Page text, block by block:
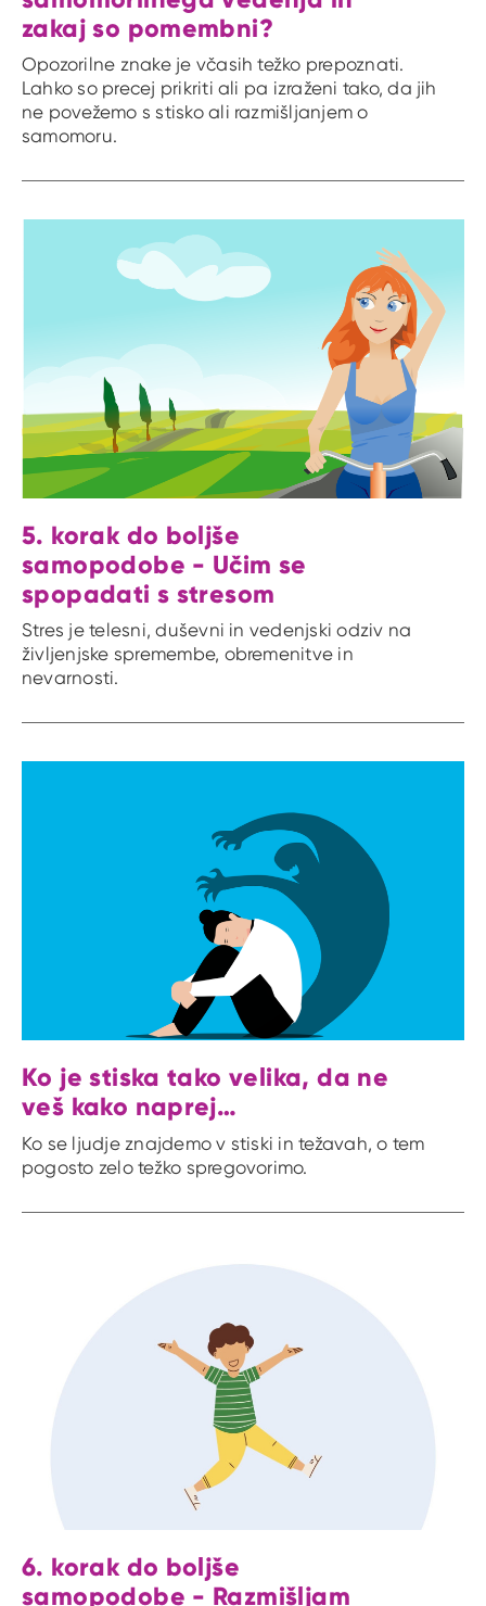
zakaj so pomembni?
Opozorilne znake je včasih težko prepoznati.
Lahko so precej prikriti ali pa izraženi tako, da jih
ne povežemo s stisko ali razmišljanjem o
samomoru.
5. korak do boljše
samopodobe - Učim se
spopadati s stresom
Stres je telesni, duševni in vedenjski odziv na
življenjske spremembe, obremenitve in
nevarnosti.
Ko je stiska tako velika, da ne
veš kako naprej…
Ko se ljudje znajdemo v stiski in težavah, o tem
pogosto zelo težko spregovorimo.
6. korak do boljše
samopodobe - Razmišljam